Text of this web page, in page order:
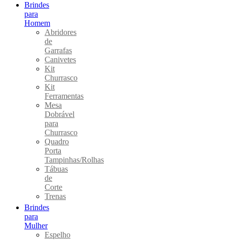
Brindes
para
Homem
Abridores
de
Garrafas
Canivetes
Kit
Churrasco
Kit
Ferramentas
Mesa
Dobrável
para
Churrasco
Quadro
Porta
Tampinhas/Rolhas
Tábuas
de
Corte
Trenas
Brindes
para
Mulher
Espelho